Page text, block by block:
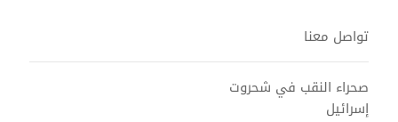
تواصل معنا
صحراء النقب في شحروت
إسرائيل